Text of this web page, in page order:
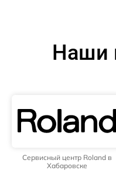
Наши
Сервисный центр Roland в
Хабаровске